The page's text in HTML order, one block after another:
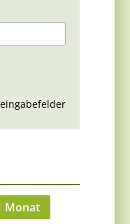
Monat